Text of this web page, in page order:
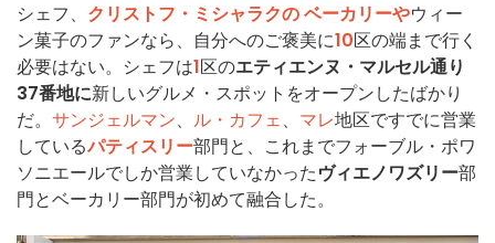
シェフ、 クリストフ・ミシャラクのベーカリーやウィー
ン菓子のファンなら、自分へのご褒美に10区の端まで行く
必要はない。シェフは1区のエティエンヌ・マルセル通り
37番地に新しいグルメ・スポットをオープンしたばかり
だ。 サンジェルマン、 ル・カフェ、 マレ地区ですでに営業
しているパティスリー部門と、これまでフォーブル・ポワ
ソニエールでしか営業していなかったヴィエノワズリー部
門とベーカリー部門が初めて融合した。